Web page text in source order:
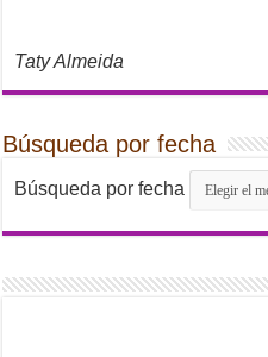
Taty Almeida
Búsqueda por fecha
Búsqueda por fecha